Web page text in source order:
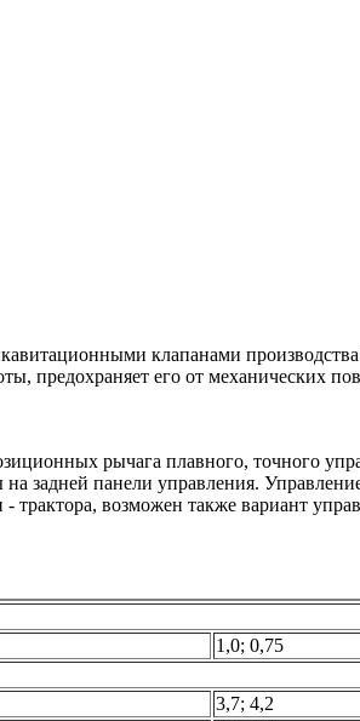
клапанами
предохраняет его от механических
рычага плавного, точного
задней панели управления.
трактора, возможен также вариант
1,0; 0,75
3,7; 4,2